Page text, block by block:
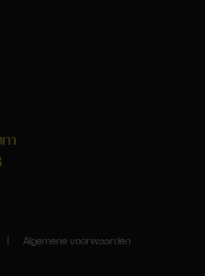
Algemene voorwaarden